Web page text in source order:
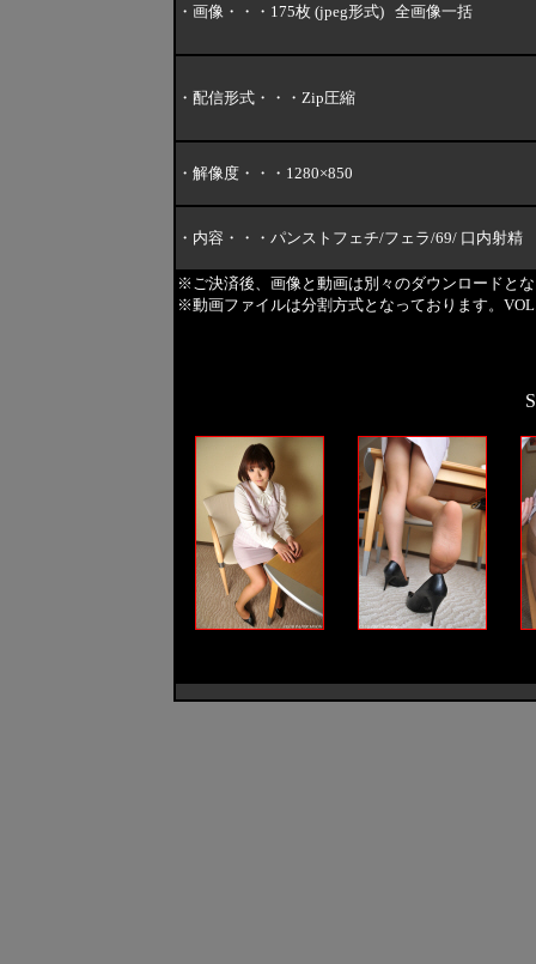
・画像・・・175枚 (jpeg形式) 全画像一括
・配信形式・・・Zip圧縮
・解像度・・・1280×850
・内容・・・パンストフェチ/フェラ/69/ 口内射精
※ご決済後、画像と動画は別々のダウンロードと
※動画ファイルは分割方式となっております。